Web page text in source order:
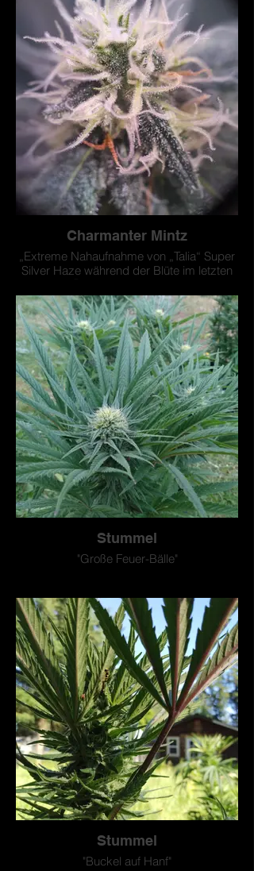
Charmanter Mintz
„Extreme Nahaufnahme von „Talia“ Super
Silver Haze während der Blüte im letzten
Stummel
"Große Feuer-Bälle"
Stummel
"Buckel auf Hanf"